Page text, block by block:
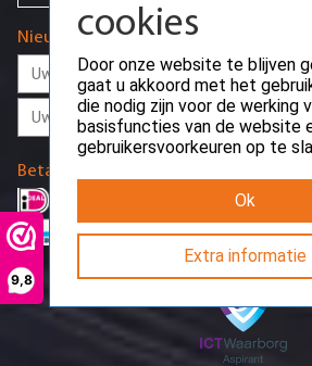
9,8
Nieuwsbrief
Betaalmethodes
cookies
Door onze website te blijven
gaat u akkoord met het
die nodig zijn voor de werking
basisfuncties van de website
gebruikersvoorkeuren op te
Ok
Extra informatie